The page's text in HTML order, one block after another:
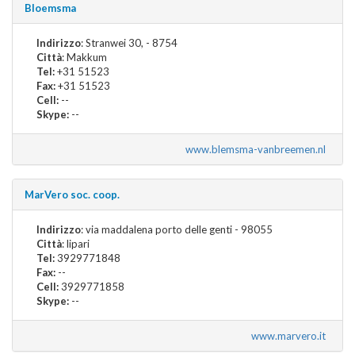
Bloemsma
Indirizzo: Stranwei 30, - 8754
Città: Makkum
Tel:+31 51523
Fax:+31 51523
Cell: --
Skype: --
www.blemsma-vanbreemen.nl
MarVero soc. coop.
Indirizzo: via maddalena porto delle genti - 98055
Città: lipari
Tel:3929771848
Fax: --
Cell:3929771858
Skype: --
www.marvero.it